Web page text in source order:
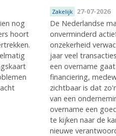
nog
hoort
Zakelijk 27-07-2026
De Nederlandse
onverminderd
onzekerheid
jaar veel
een overname
financiering,
zichtbaar is dat
van een
overname een
te kijken naar de
nieuwe